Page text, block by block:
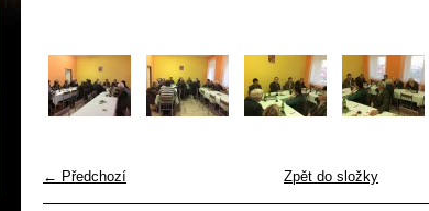
← Předchozí Zpět do složky